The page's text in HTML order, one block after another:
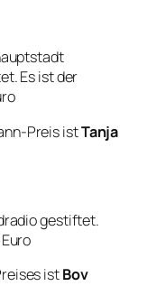
Es ist der
Preis istTanja
gestiftet.
istBov